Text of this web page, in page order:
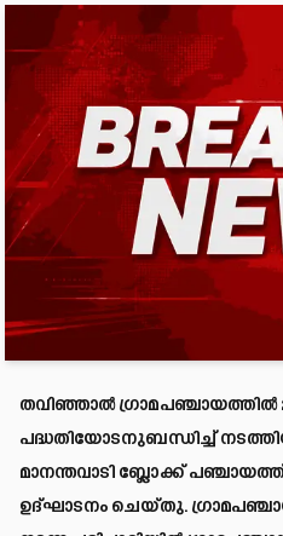
തവിഞ്ഞാല്‍ ഗ്രാമപഞ്ചായത്തില്‍
പദ്ധതിയോടനുബന്ധിച്ച്
മാനന്തവാടി ബ്ലോക്ക്
ഉദ്ഘാടനം ചെയ്തു.